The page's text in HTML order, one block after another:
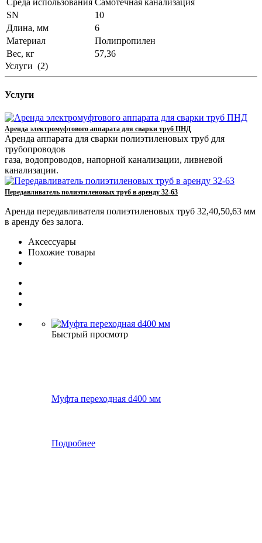
SN
10
Длина, мм
6
Материал
Полипропилен
Вес, кг
57,36
Услуги (2)
Услуги
Аренда электромуфтового аппарата для сварки труб ПНД
Аренда аппарата для сварки полиэтиленовых труб для
трубопроводов
газа, водопроводов, напорной канализации, ливневой
канализации.
Передавливатель полиэтиленовых труб в аренду 32-63
Аренда передавливателя полиэтиленовых труб 32,40,50,63 мм
в аренду без залога.
Аксессуары
Похожие товары
Быстрый просмотр
Муфта переходная d400 мм
Подробнее